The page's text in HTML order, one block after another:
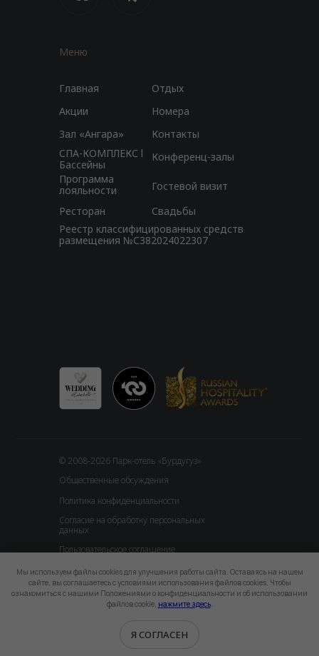
Меню
© 2008-2026 Парк-отель «Бурдугуз»
Политика конфиденциальности
Общественные обсуждения
Согласие на обработку персональных
данных
Пользовательское соглашение
Главная
Отдых
Акции
Номера
Зал «Ангара»
Контакты
СПА-КОМПЛЕКС l
Бассейны
Конференц-залы
Программа
лояльности
Гостевой визит
Ресторан
Свадьбы
Реестр классифицированных средств
размещения №С382024022307
Мы используем файлы cookies для улучшения работы сайта. Оставаясь на нашем
сайте, вы соглашаетесь с условиями использования файлов cookies. Чтобы
ознакомиться с нашими Положениями о конфиденциальности и об использовании
файлов cookie, нажмите здесь.
Я СОГЛАСЕН